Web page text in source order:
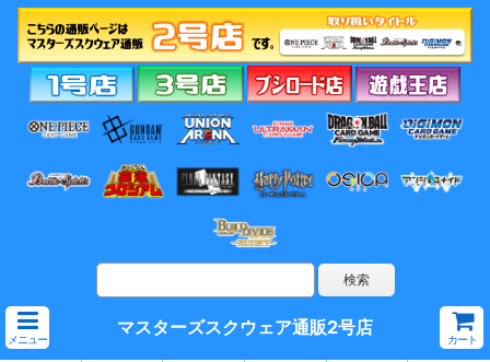
メニュー
マスターズスクウェア通販2号店
カート